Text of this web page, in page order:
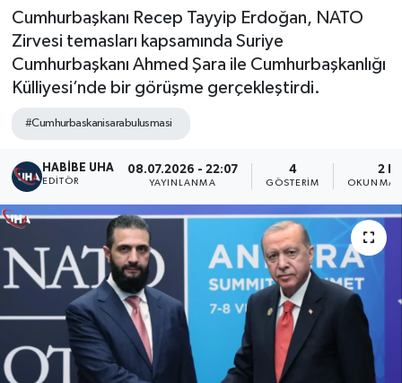
Cumhurbaşkanı Recep Tayyip Erdoğan, NATO
Zirvesi temasları kapsamında Suriye
Cumhurbaşkanı Ahmed Şara ile Cumhurbaşkanlığı
Külliyesi’nde bir görüşme gerçekleştirdi.
#Cumhurbaskanisarabulusmasi
HABİBE UHA
EDITÖR
08.07.2026 - 22:07
YAYINLANMA
4
GÖSTERIM
2
OKUNMA
Spor
Yaşam
Tüm Manşetler
Son Dakika Haberleri
Haber Arşivi